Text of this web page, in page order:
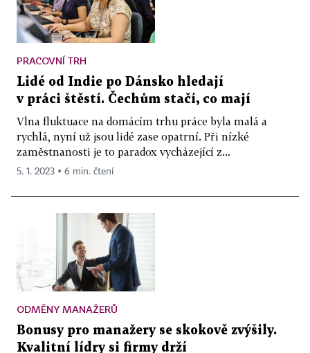
PRACOVNÍ TRH
Lidé od Indie po Dánsko hledají
v práci štěstí. Čechům stačí, co mají
Vlna fluktuace na domácím trhu práce byla malá a
rychlá, nyní už jsou lidé zase opatrní. Při nízké
zaměstnanosti je to paradox vycházející z...
5. 1. 2023 ▪ 6 min. čtení
ODMĚNY MANAŽERŮ
Bonusy pro manažery se skokově zvýšily.
Kvalitní lídry si firmy drží